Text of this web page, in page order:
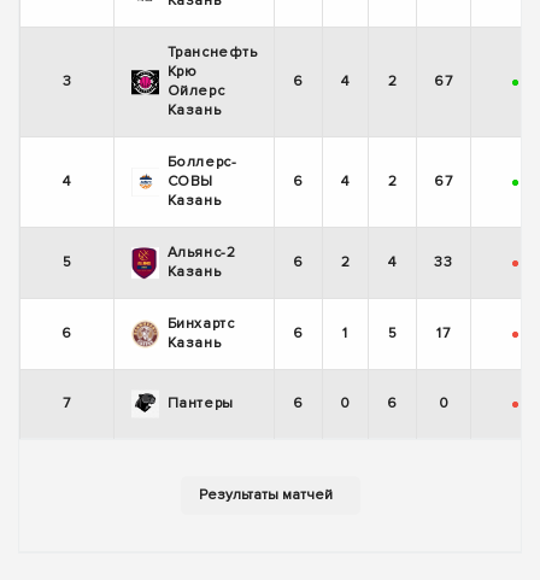
3
Транснефть
Крю
Ойлерс
Казань
6 4 2 67 +
4
Боллерс-
СОВЫ
Казань
6 4 2 67 +
5
Альянс-2
Казань
6 2 4 33 -
6
Бинхартс
Казань
6 1 5 17 -
7 Пантеры 6 0 6 0 -